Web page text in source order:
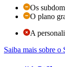
Os
O plano
A
Saiba mais sobre o